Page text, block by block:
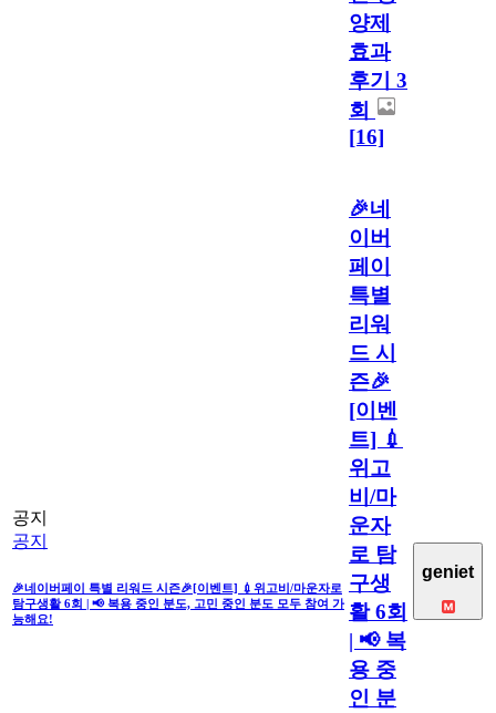
양제
효과
후기 3
회
[16]
공지
공지
🎉네이버페이 특별 리워드 시즌🎉[이벤트] 💉위고비/마운자로
탐구생활 6회 | 📢 복용 중인 분도, 고민 중인 분도 모두 참여 가
능해요!
🎉네
이버
페이
특별
리워
드 시
즌🎉
[이벤
트] 💉
위고
비/마
운자
로 탐
구생
활 6회
| 📢 복
용 중
인 분
geniet